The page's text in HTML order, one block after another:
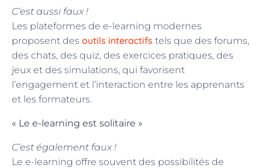
C’est aussi faux !
Les plateformes de e-learning modernes
proposent des outils interactifs tels que des forums,
des chats, des quiz, des exercices pratiques, des
jeux et des simulations, qui favorisent
l’engagement et l’interaction entre les apprenants
et les formateurs.
« Le e-learning est solitaire »
C’est également faux !
Le e-learning offre souvent des possibilités de